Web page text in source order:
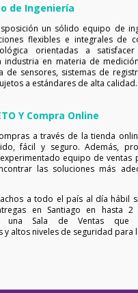
de Ingeniería
un sólido equipo de
flexibles e integrales de
orientadas a satisfacer
industria en materia de
de sensores, sistemas de
a estándares de alta calidad.
Y Compra Online
a través de la tienda
fácil y seguro. Además,
equipo de ventas
las soluciones más
a todo el país al día hábil
en Santiago en hasta 2
una Sala de Ventas que
y altos niveles de seguridad para